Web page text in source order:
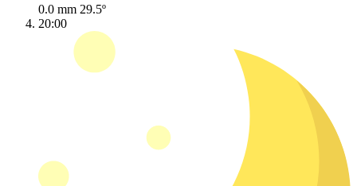
0.0 mm 29.5º
20:00